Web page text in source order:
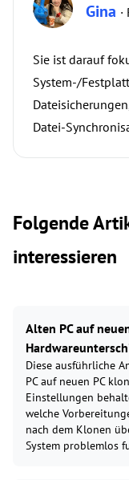
Gina
Sie ist darauf
System-/
Datei-
Folgende
interessieren
Alten PC auf
Diese ausführliche
PC auf neuen PC
Einstellungen
welche
nach dem Klonen
System problemlos